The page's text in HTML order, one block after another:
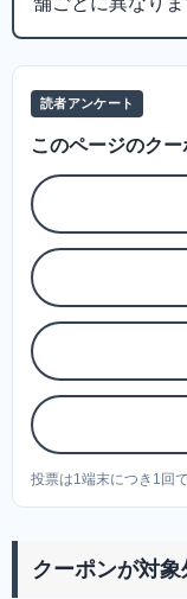
読者アンケート
このページのク
投票は1端末につき1回
クーポンが対